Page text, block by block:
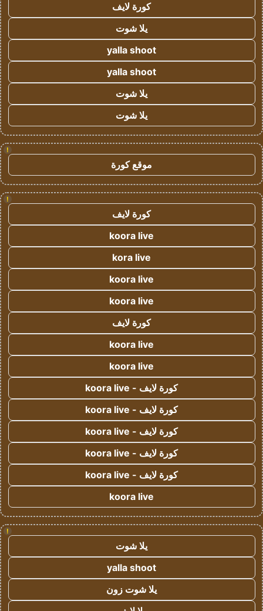
كورة لايف
يلا شوت
yalla shoot
yalla shoot
يلا شوت
يلا شوت
!
موقع كورة
!
كورة لايف
koora live
kora live
koora live
koora live
كورة لايف
koora live
koora live
كورة لايف - koora live
كورة لايف - koora live
كورة لايف - koora live
كورة لايف - koora live
كورة لايف - koora live
koora live
!
يلا شوت
yalla shoot
يلا شوت زون